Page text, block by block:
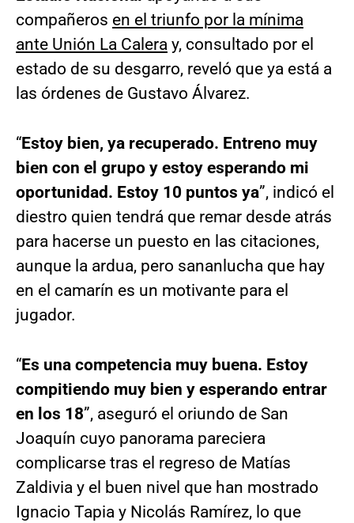
compañeros en el triunfo por la mínima
ante Unión La Calera y, consultado por el
estado de su desgarro, reveló que ya está a
las órdenes de Gustavo Álvarez.
“Estoy bien, ya recuperado. Entreno muy
bien con el grupo y estoy esperando mi
oportunidad. Estoy 10 puntos ya”, indicó el
diestro quien tendrá que remar desde atrás
para hacerse un puesto en las citaciones,
aunque la ardua, pero sananlucha que hay
en el camarín es un motivante para el
jugador.
“Es una competencia muy buena. Estoy
compitiendo muy bien y esperando entrar
en los 18”, aseguró el oriundo de San
Joaquín cuyo panorama pareciera
complicarse tras el regreso de Matías
Zaldivia y el buen nivel que han mostrado
Ignacio Tapia y Nicolás Ramírez, lo que